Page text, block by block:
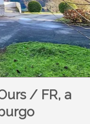
/ FR, a